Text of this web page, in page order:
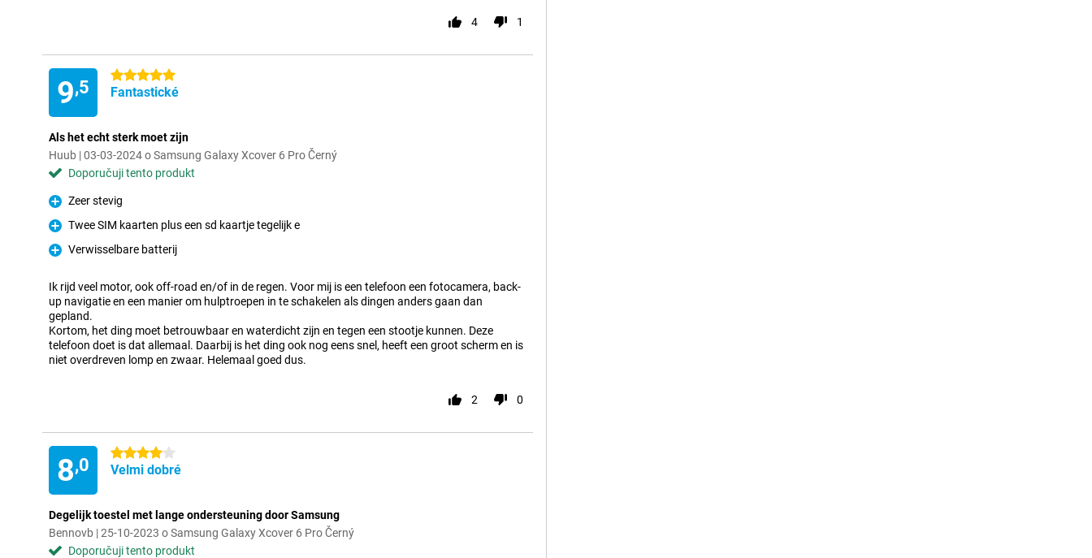
4 1
9,5
5 hvězdičky
Fantastické
Als het echt sterk moet zijn
Huub | 03-03-2024 o Samsung Galaxy Xcover 6 Pro Černý
Doporučuji tento produkt
Pro
Zeer stevig
Pro
Twee SIM kaarten plus een sd kaartje tegelijk e
Pro
Verwisselbare batterij
Ik rijd veel motor, ook off-road en/of in de regen. Voor mij is een telefoon een fotocamera, back-
up navigatie en een manier om hulptroepen in te schakelen als dingen anders gaan dan
gepland.
Kortom, het ding moet betrouwbaar en waterdicht zijn en tegen een stootje kunnen. Deze
telefoon doet is dat allemaal. Daarbij is het ding ook nog eens snel, heeft een groot scherm en is
niet overdreven lomp en zwaar. Helemaal goed dus.
2 0
8,0
4 hvězdičky
Velmi dobré
Degelijk toestel met lange ondersteuning door Samsung
Bennovb | 25-10-2023 o Samsung Galaxy Xcover 6 Pro Černý
Doporučuji tento produkt